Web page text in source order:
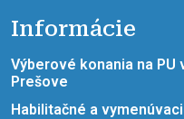
Informácie
Výberové konania na PU
Prešove
Habilitačné a